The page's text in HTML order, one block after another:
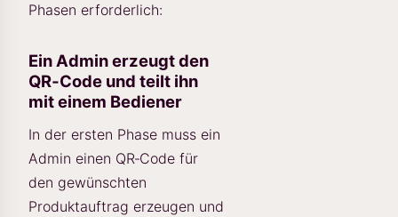
Phasen erforderlich:
Ein Admin erzeugt den
QR‑Code und teilt ihn
mit einem Bediener
In der ersten Phase muss ein
Admin einen QR‑Code für
den gewünschten
Produktauftrag erzeugen und